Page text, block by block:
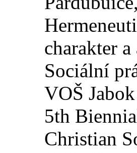
charakter
Sociální
VOŠ
5th
Christian